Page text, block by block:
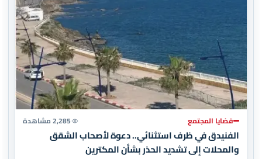
قضايا المجتمع 2,285 مشاهدة
الفنيدق في ظرف استثنائي.. دعوة لأصحاب الشقق
والمحلات إلى تشديد الحذر بشأن المكترين